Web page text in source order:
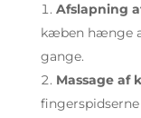
Afslapning
kæben hænge
gange.
Massage af